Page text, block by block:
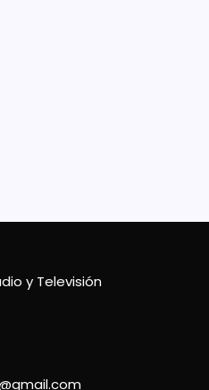
y Televisión